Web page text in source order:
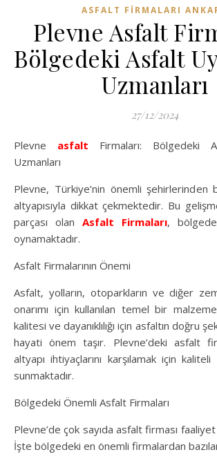
ASFALT FIRMALARI
Plevne Asfalt
Bölgedeki Asfalt
Uzmanları
27/12/2024
Plevne asfalt Firmaları: Bölgedeki
Uzmanları
Plevne, Türkiye’nin önemli şehirlerinden
altyapısıyla dikkat çekmektedir. Bu
parçası olan Asfalt Firmaları,
oynamaktadır.
Asfalt Firmalarının Önemi
Asfalt, yolların, otoparkların ve diğer
onarımı için kullanılan temel bir
kalitesi ve dayanıklılığı için asfaltın doğru
hayati önem taşır. Plevne’deki asfalt
altyapı ihtiyaçlarını karşılamak için
sunmaktadır.
Bölgedeki Önemli Asfalt Firmaları
Plevne’de çok sayıda asfalt firması
İşte bölgedeki en önemli firmalardan